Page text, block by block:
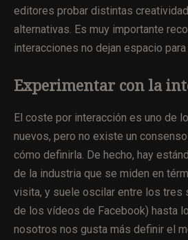
editores probar distintas
alternativas. Es muy importante
interacciones no dejan espacio
Experimentar con la
El coste por interacción es uno de
nuevos, pero no existe un
cómo definirla. De hecho, hay
de la industria que se miden en
visita, y suele oscilar entre los tres
de los vídeos de Facebook) hasta
nosotros nos gusta más definir el